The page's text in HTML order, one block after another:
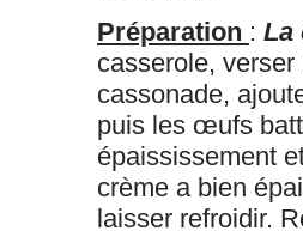
Préparation : La
casserole,
cassonade,
puis les œufs
épaississement
crème a bien
laisser refroidir.